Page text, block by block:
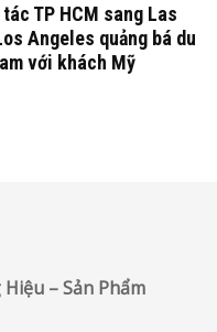
TP HCM sang Las
Angeles quảng bá du
với khách Mỹ
– Sản Phẩm